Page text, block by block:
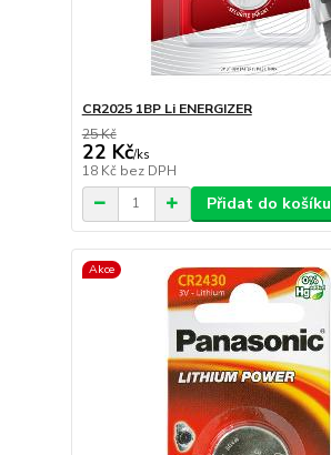
CR2025 1BP Li ENERGIZER
25 Kč
22 Kč/ks
18 Kč bez DPH
Přidat do košíku
Akce